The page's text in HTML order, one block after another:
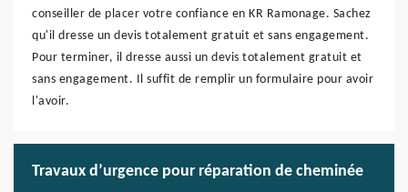
conseiller de placer votre confiance en KR Ramonage. Sachez
qu'il dresse un devis totalement gratuit et sans engagement.
Pour terminer, il dresse aussi un devis totalement gratuit et
sans engagement. Il suffit de remplir un formulaire pour avoir
l'avoir.
Travaux d’urgence pour réparation de cheminée